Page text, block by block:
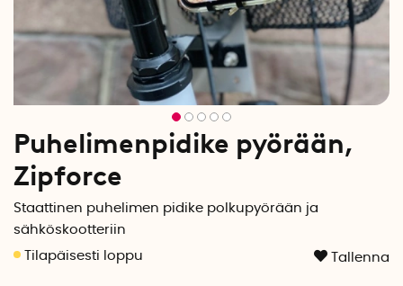
Puhelimenpidike pyörään,
Zipforce
Staattinen puhelimen pidike polkupyörään ja
sähköskootteriin
Tallenna